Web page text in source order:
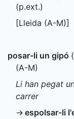
(p.ext.)
[Lleida (A-M)]
posar-li un gipó
(A-M)
Li han pegat
carrer
→ espolsar-li